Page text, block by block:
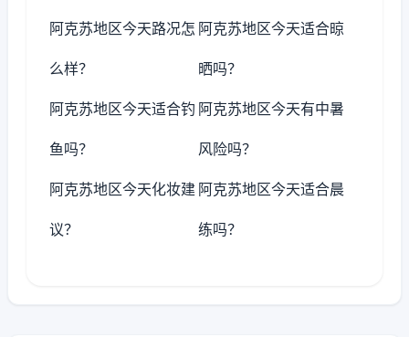
阿克苏地区今天路况怎
么样？
阿克苏地区今天适合晾
晒吗？
阿克苏地区今天适合钓
鱼吗？
阿克苏地区今天有中暑
风险吗？
阿克苏地区今天化妆建
议？
阿克苏地区今天适合晨
练吗？